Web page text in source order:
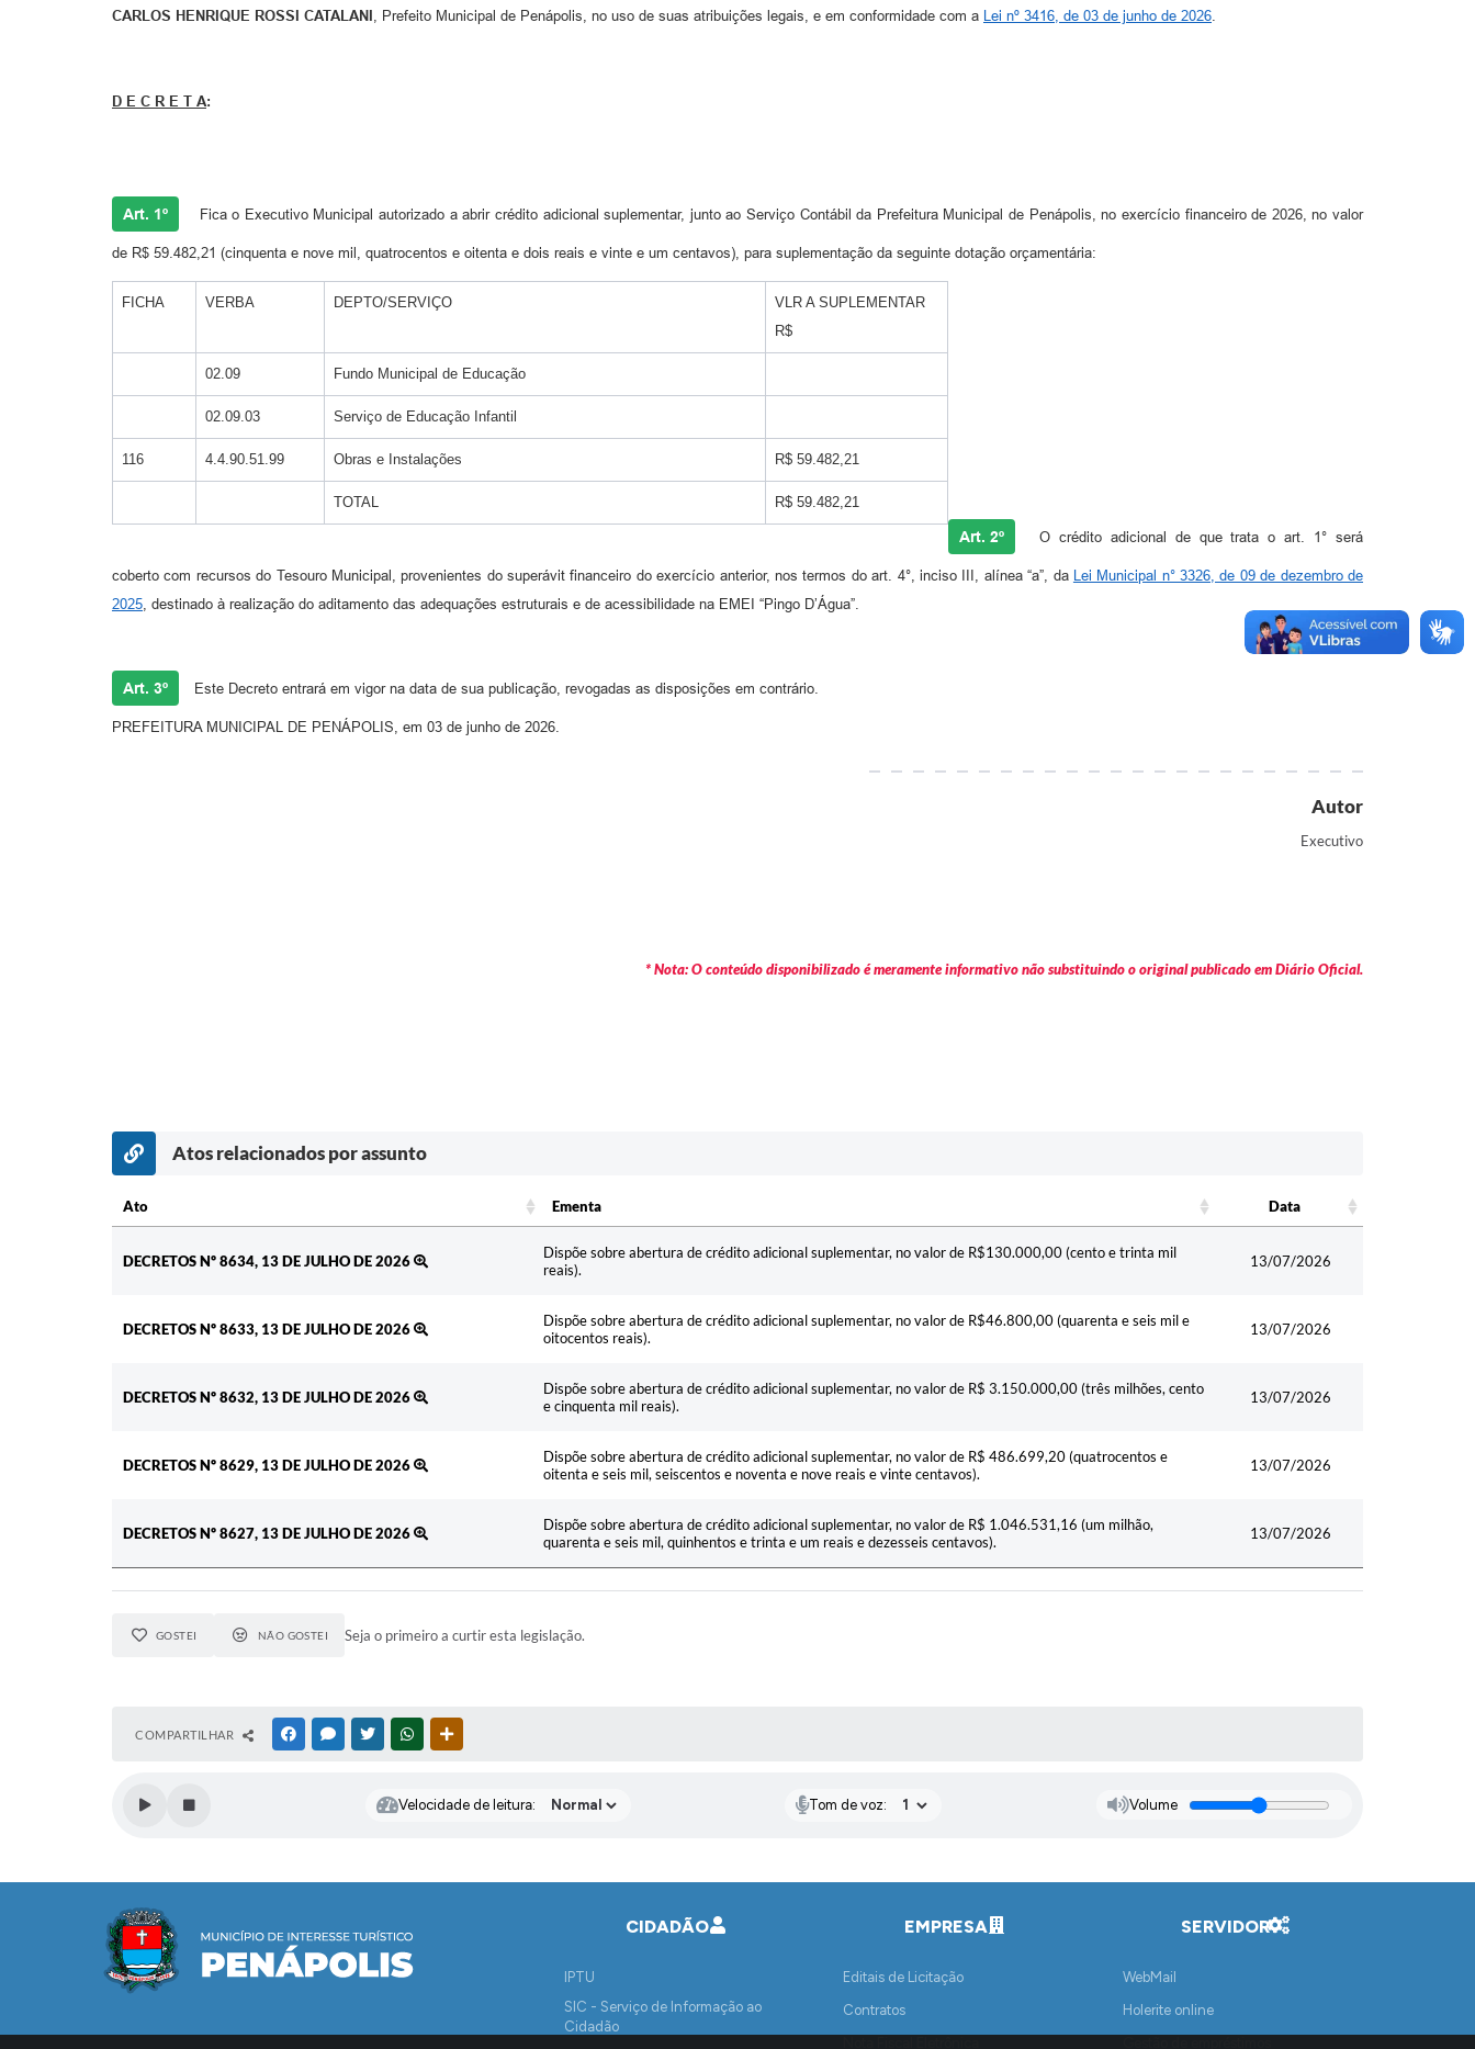
CARLOS HENRIQUE ROSSI CATALANI , Prefeito Municipal de Penápolis, no uso de suas atribuições legais, e em conformidade com a Lei nº 3416, de 03 de junho de 2026.
D E C R E T A:
Art. 1º Fica o Executivo Municipal autorizado a abrir crédito adicional suplementar, junto ao Serviço Contábil da Prefeitura Municipal de Penápolis, no exercício financeiro de 2026, no valor
de R$ 59.482,21 (cinquenta e nove mil, quatrocentos e oitenta e dois reais e vinte e um centavos), para suplementação da seguinte dotação orçamentária:
FICHA VERBA DEPTO/SERVIÇO
VLR A SUPLEMENTAR
R$
02.09 Fundo Municipal de Educação
02.09.03 Serviço de Educação Infantil
116 4.4.90.51.99 Obras e Instalações R$ 59.482,21
TOTAL R$ 59.482,21
Art. 2º O crédito adicional de que trata o art. 1° será
coberto com recursos do Tesouro Municipal, provenientes do superávit financeiro do exercício anterior, nos termos do art. 4°, inciso III, alínea “a”, da Lei Municipal n° 3326, de 09 de dezembro de
2025, destinado à realização do aditamento das adequações estruturais e de acessibilidade na EMEI “Pingo D’Água”.
Art. 3º Este Decreto entrará em vigor na data de sua publicação, revogadas as disposições em contrário.
PREFEITURA MUNICIPAL DE PENÁPOLIS, em 03 de junho de 2026.
Autor
Executivo
* Nota: O conteúdo disponibilizado é meramente informativo não substituindo o original publicado em Diário Oficial.
Atos relacionados por assunto
Ato Ementa
Data
DECRETOS Nº 8634, 13 DE JULHO DE 2026
Dispõe sobre abertura de crédito adicional suplementar, no valor de R$130.000,00 (cento e trinta mil
reais).
13/07/2026
DECRETOS Nº 8633, 13 DE JULHO DE 2026
Dispõe sobre abertura de crédito adicional suplementar, no valor de R$46.800,00 (quarenta e seis mil e
oitocentos reais).
13/07/2026
DECRETOS Nº 8632, 13 DE JULHO DE 2026
Dispõe sobre abertura de crédito adicional suplementar, no valor de R$ 3.150.000,00 (três milhões, cento
e cinquenta mil reais).
13/07/2026
DECRETOS Nº 8629, 13 DE JULHO DE 2026
Dispõe sobre abertura de crédito adicional suplementar, no valor de R$ 486.699,20 (quatrocentos e
oitenta e seis mil, seiscentos e noventa e nove reais e vinte centavos).
13/07/2026
DECRETOS Nº 8627, 13 DE JULHO DE 2026
Dispõe sobre abertura de crédito adicional suplementar, no valor de R$ 1.046.531,16 (um milhão,
quarenta e seis mil, quinhentos e trinta e um reais e dezesseis centavos).
13/07/2026
GOSTEI NÃO GOSTEI Seja o primeiro a curtir esta legislação.
COMPARTILHAR FACEBOOKMESSENGER
TWITTERWHATSAPP
Velocidade de leitura: Tom de voz: Volume
CIDADÃO
IPTU
SIC - Serviço de Informação ao
Cidadão
EMPRESA
Editais de Licitação
Contratos
SERVIDOR
WebMail
Holerite online